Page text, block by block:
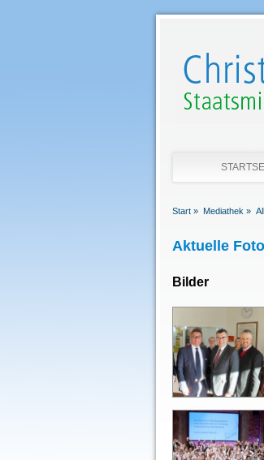
Start » Mediathek »
Aktuelle
Bilder